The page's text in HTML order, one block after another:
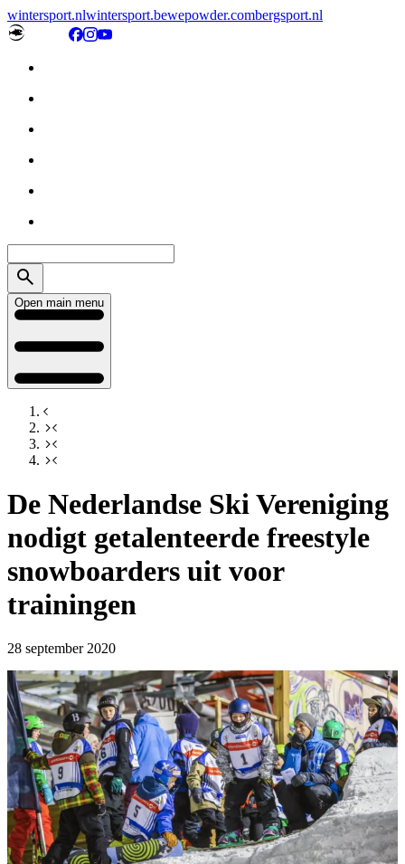
wintersport.nlwintersport.bewepowder.combergsport.nl
Open main menu
De Nederlandse Ski Vereniging
nodigt getalenteerde freestyle
snowboarders uit voor
trainingen
28 september 2020